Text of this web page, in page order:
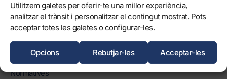
Utilitzem galetes per oferir-te una millor experiència,
analitzar el trànsit i personalitzar el contingut mostrat. Pots
acceptar totes les galetes o configurar-les.
Acceptar-les
Rebutjar-les
Opcions
Objectius de Desenvolupament Sostenible
Horaris
Piscines
Normatives